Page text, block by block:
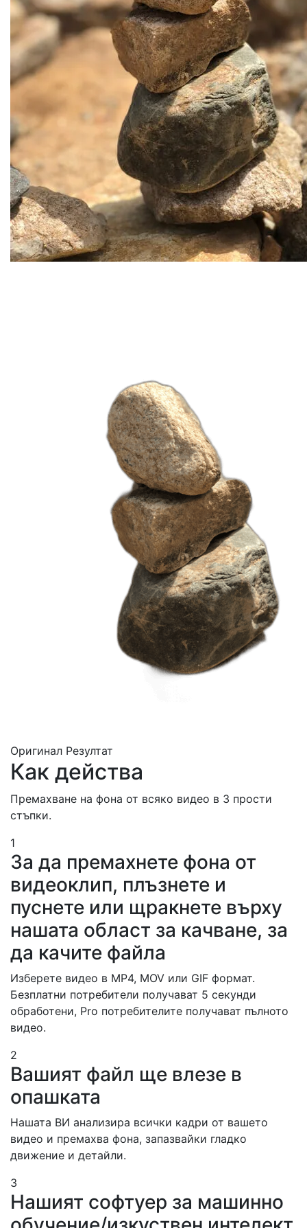
Оригинал Резултат
Как действа
Премахване на фона от всяко видео в 3 прости
стъпки.
1
За да премахнете фона от
видеоклип, плъзнете и
пуснете или щракнете върху
нашата област за качване, за
да качите файла
Изберете видео в MP4, MOV или GIF формат.
Безплатни потребители получават 5 секунди
обработени, Pro потребителите получават пълното
видео.
2
Вашият файл ще влезе в
опашката
Нашата ВИ анализира всички кадри от вашето
видео и премахва фона, запазвайки гладко
движение и детайли.
3
Нашият софтуер за машинно